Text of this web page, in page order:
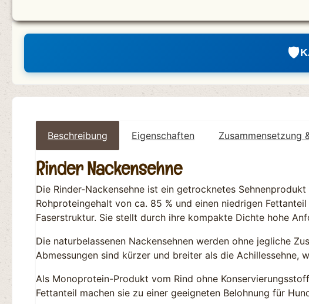
🛡️️
Beschreibung Eigenschaften Zusammensetzung
Rinder Nackensehne
Die Rinder-Nackensehne ist ein getrocknetes
Rohproteingehalt von ca. 85 % und einen niedrigen
Faserstruktur. Sie stellt durch ihre kompakte Dichte hohe
Die naturbelassenen Nackensehnen werden ohne jegliche
Abmessungen sind kürzer und breiter als die Achillessehne,
Als Monoprotein-Produkt vom Rind ohne
Fettanteil machen sie zu einer geeigneten Belohnung für